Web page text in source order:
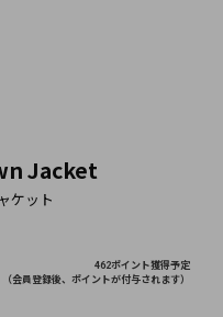
Jacket
462ポイント獲得予定
（会員登録後、ポイントが付与されます）